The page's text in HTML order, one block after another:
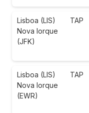
Lisboa (LIS)
Nova Iorque
(JFK)
TAP
Lisboa (LIS)
Nova Iorque
(EWR)
TAP